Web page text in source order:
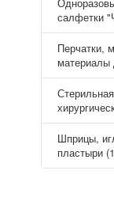
салфетки
Перчатки,
Шприцы,
пластыри